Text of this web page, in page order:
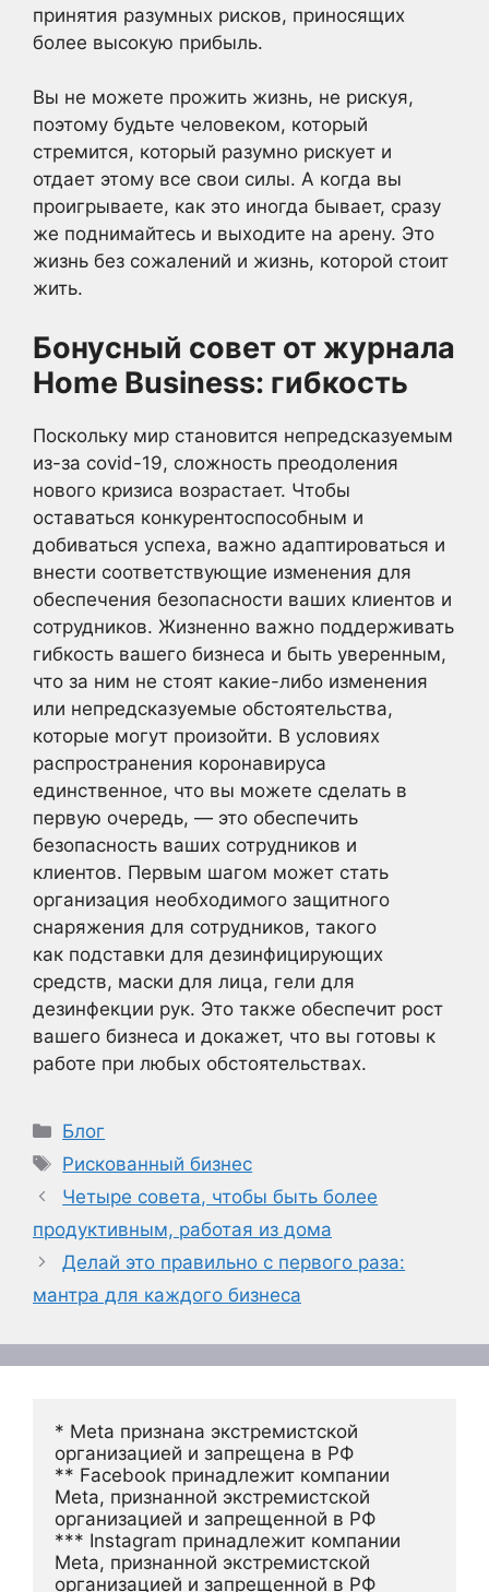
принятия разумных рисков, приносящих
более высокую прибыль.
Вы не можете прожить жизнь, не рискуя,
поэтому будьте человеком, который
стремится, который разумно рискует и
отдает этому все свои силы. А когда вы
проигрываете, как это иногда бывает, сразу
же поднимайтесь и выходите на арену. Это
жизнь без сожалений и жизнь, которой стоит
жить.
Бонусный совет от журнала
Home Business: гибкость
Поскольку мир становится непредсказуемым
из-за covid-19, сложность преодоления
нового кризиса возрастает. Чтобы
оставаться конкурентоспособным и
добиваться успеха, важно адаптироваться и
внести соответствующие изменения для
обеспечения безопасности ваших клиентов и
сотрудников. Жизненно важно поддерживать
гибкость вашего бизнеса и быть уверенным,
что за ним не стоят какие-либо изменения
или непредсказуемые обстоятельства,
которые могут произойти. В условиях
распространения коронавируса
единственное, что вы можете сделать в
первую очередь, — это обеспечить
безопасность ваших сотрудников и
клиентов. Первым шагом может стать
организация необходимого защитного
снаряжения для сотрудников, такого
как подставки для дезинфицирующих
средств, маски для лица, гели для
дезинфекции рук. Это также обеспечит рост
вашего бизнеса и докажет, что вы готовы к
работе при любых обстоятельствах.
Рубрики
Блог
Метки
Рискованный бизнес
Четыре совета, чтобы быть более
продуктивным, работая из дома
Делай это правильно с первого раза:
мантра для каждого бизнеса
* Meta признана экстремистской
организацией и запрещена в РФ
** Facebook принадлежит компании
Meta, признанной экстремистской
организацией и запрещенной в РФ
*** Instagram принадлежит компании
Meta, признанной экстремистской
организацией и запрещенной в РФ